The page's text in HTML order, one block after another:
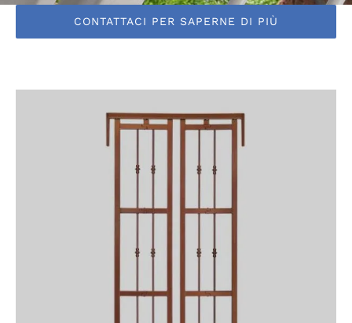
CONTATTACI PER SAPERNE DI PIÙ